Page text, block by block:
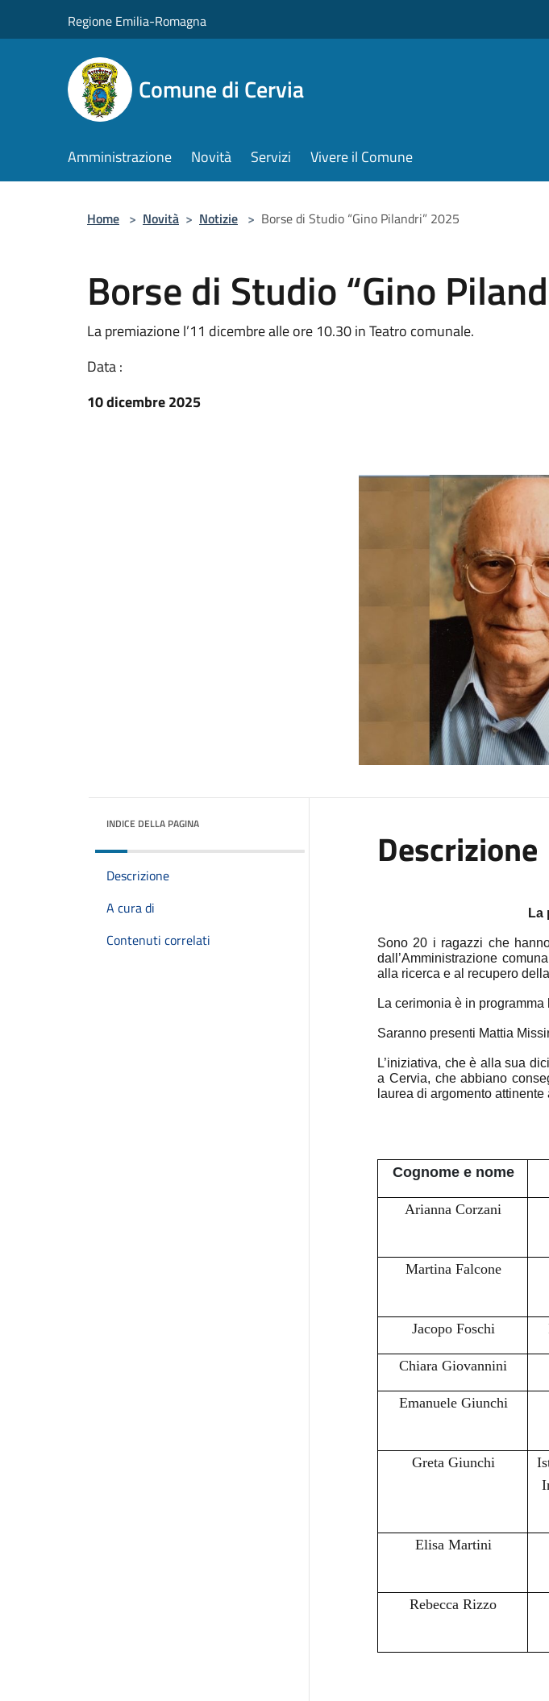
Regione Emilia-Romagna
Comune di Cervia
Amministrazione Novità Servizi Vivere il Comune
Home > Novità > Notizie > Borse di Studio “Gino Pilandri” 2025
Borse di Studio “Gino
La premiazione l’11 dicembre alle ore 10.30 in Teatro comunale.
Data :
10 dicembre 2025
INDICE DELLA PAGINA
Descrizione
A cura di
Contenuti correlati
Descrizione
La
Sono 20 i ragazzi che
dall’Amministrazione
alla ricerca e al recupero
La cerimonia è in programma
Saranno presenti Mattia
L’iniziativa, che è alla sua
a Cervia, che abbiano
laurea di argomento
Cognome e nome
Arianna Corzani
Martina Falcone
Jacopo Foschi
Chiara Giovannini
Emanuele Giunchi
Greta Giunchi
Elisa Martini
Rebecca Rizzo